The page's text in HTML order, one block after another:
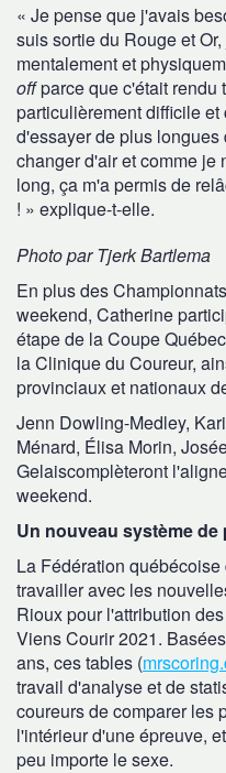
« Je pense que j'avais
suis sortie du Rouge et
mentalement et
offparce que c'était rendu
particulièrement difficile
d'essayer de plus
changer d'air et comme je
long, ça m'a permis de
! » explique-t-elle.
Photo par Tjerk Bartlema
En plus des
weekend, Catherine
étape de la Coupe
la Clinique du Coureur,
provinciaux et nationaux
Jenn Dowling-Medley,
Ménard, Élisa Morin,
Gelaiscomplèteront
weekend.
Un nouveau système de
La Fédération
travailler avec les
Rioux pour l'attribution
Viens Courir 2021.
ans, ces tables (
travail d'analyse et de
coureurs de comparer les
l'intérieur d'une épreuve,
peu importe le sexe.